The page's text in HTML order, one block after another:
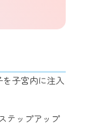
子宮内に注入
テップアップ